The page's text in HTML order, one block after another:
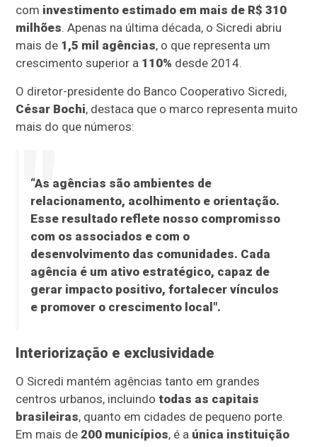
com investimento estimado em mais de R$ 310
milhões. Apenas na última década, o Sicredi abriu
mais de 1,5 mil agências, o que representa um
crescimento superior a 110% desde 2014.
O diretor-presidente do Banco Cooperativo Sicredi,
César Bochi, destaca que o marco representa muito
mais do que números:
“As agências são ambientes de
relacionamento, acolhimento e orientação.
Esse resultado reflete nosso compromisso
com os associados e com o
desenvolvimento das comunidades. Cada
agência é um ativo estratégico, capaz de
gerar impacto positivo, fortalecer vínculos
e promover o crescimento local".
Interiorização e exclusividade
O Sicredi mantém agências tanto em grandes
centros urbanos, incluindotodas as capitais
brasileiras, quanto em cidades de pequeno porte.
Em mais de 200 municípios, é a única instituição